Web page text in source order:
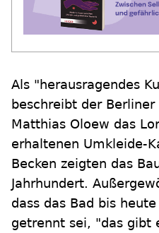
Als "herausragendes
beschreibt der
Matthias Oloew das
erhaltenen Umkleide-
Becken zeigten das
Jahrhundert.
dass das Bad bis
getrennt sei, "das gibt